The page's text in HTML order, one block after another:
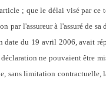
; que le délai visé par ce
par l'assureur à l'assuré de sa
date du 19 avril 2006, avait
ne pouvaient être
sans limitation contractuelle,